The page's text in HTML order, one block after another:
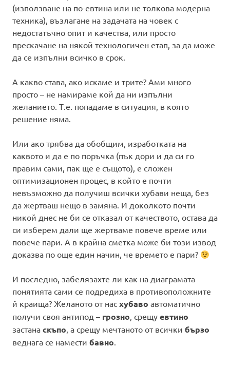
(използване на по-евтина или не толкова модерна
техника), възлагане на задачата на човек с
недостатъчно опит и качества, или просто
прескачане на някой технологичен етап, за да може
да се изпълни всичко в срок.
А какво става, ако искаме и трите? Ами много
просто – не намираме кой да ни изпълни
желанието. Т.е. попадаме в ситуация, в която
решение няма.
Или ако трябва да обобщим, изработката на
каквото и да е по поръчка (пък дори и да си го
правим сами, пак ще е същото), е сложен
оптимизационен процес, в който е почти
невъзможно да получиш всички хубави неща, без
да жертваш нещо в замяна. И доколкото почти
никой днес не би се отказал от качеството, остава да
си изберем дали ще жертваме повече време или
повече пари. А в крайна сметка може би този извод
доказва по още един начин, че времето е пари?
И последно, забелязахте ли как на диаграмата
понятията сами се подредиха в противоположните
й краища? Желаното от нас хубаво автоматично
получи своя антипод – грозно , срещу евтино
застана скъпо , а срещу мечтаното от всички бързо
веднага се намести бавно